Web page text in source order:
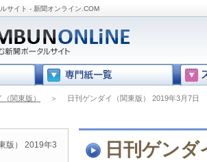
サイト - 新聞オンライン.COM
関東版） ＞ 日刊ゲンダイ（関東版） 2019年3月7日
日刊ゲン